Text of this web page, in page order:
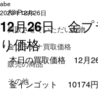
All Posts
買取させていただいた物
金プラチナ買取価格
販売の商品
その他
12月26日 金プ
り価格
abe
2023年12月26日
本日の買取価格　12月
金インゴット　 10174円